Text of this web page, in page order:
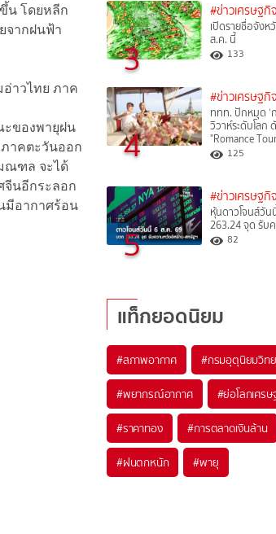
น โดยหลีก
จากฝนฟ้า
าวไทย ภาค
ะของพายุฝน
ภาคตะวันออก
ณฑล จะได้
จีนอีกระลอก
มีอากาศร้อน
3
#ข่าวเศรษฐกิจ
เปิดรายชื่อจัง
ส.ค. นี้
133
4
#ข่าวเศรษฐกิจ
ททท. ปักหมุด ‘
วิวาห์ระดับโลก
"Romance
125
5
#ข่าวเศรษฐกิจ
หุ้นดาวโจนส์วั
263.24 จุด รับ
82
แท็กยอดนิยม
#สภาพอากาศ #กรมอุตุนิยมวิท
#พยากรณ์อากาศ #ย่อโลกเศร
#ราคาทอง #การตลาดเงินล้าน
#ฝนตกหนัก #พายุ